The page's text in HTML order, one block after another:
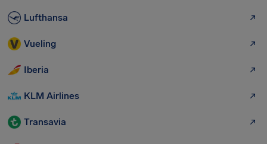
Lufthansa
Vueling
Iberia
KLM Airlines
Transavia